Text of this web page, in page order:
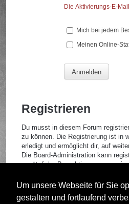
Um unsere Webseite für Sie
gestalten und fortlaufend
Die Aktivierungs-E-
Mich bei jedem
Meinen Online-
Registrieren
Du musst in diesem Forum
zu können. Die Registrierung ist in
erledigt und ermöglicht dir, auf
Die Board-Administration kann
zusätzliche Berechtigungen
Nutzungsbedingungen und die
du dich registrierst. Bitte beachte
Forenregeln, wenn du dich in